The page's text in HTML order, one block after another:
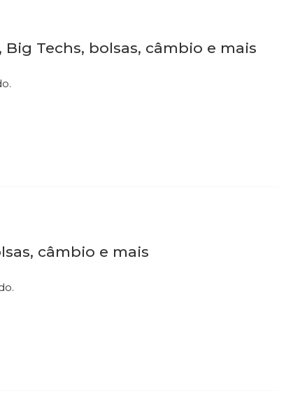
Techs, bolsas, câmbio e mais
câmbio e mais